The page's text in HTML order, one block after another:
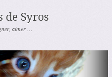
de Syros
aimer …